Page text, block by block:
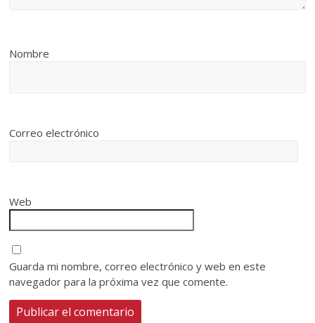
Nombre
Correo electrónico
Web
Guarda mi nombre, correo electrónico y web en este
navegador para la próxima vez que comente.